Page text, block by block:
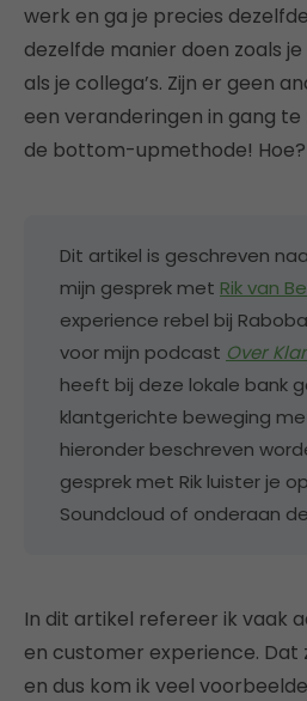
werk en ga je precies
dezelfde manier doen zoals
als je collega’s. Zijn er geen
een veranderingen in gang
de bottom-upmethode!
Dit artikel is geschreven
mijn gesprek met Rik van
experience rebel bij
voor mijn podcast Over
heeft bij deze lokale bank
klantgerichte beweging
hieronder beschreven
gesprek met Rik luister je op
Soundcloud of onderaan
In dit artikel refereer ik vaak
en customer experience. Dat
en dus kom ik veel